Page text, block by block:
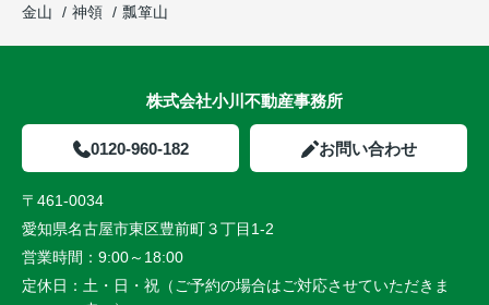
金山
神領 瓢箪山
株式会社小川不動産事務所
0120-960-182 お問い合わせ
〒461-0034
愛知県名古屋市東区豊前町３丁目1-2
営業時間： 9:00～18:00
定休日： 土・日・祝（ご予約の場合はご対応させていただきま